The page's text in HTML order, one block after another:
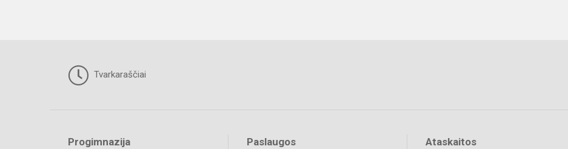
Tvarkaraščiai
Progimnazija Paslaugos Ataskaitos